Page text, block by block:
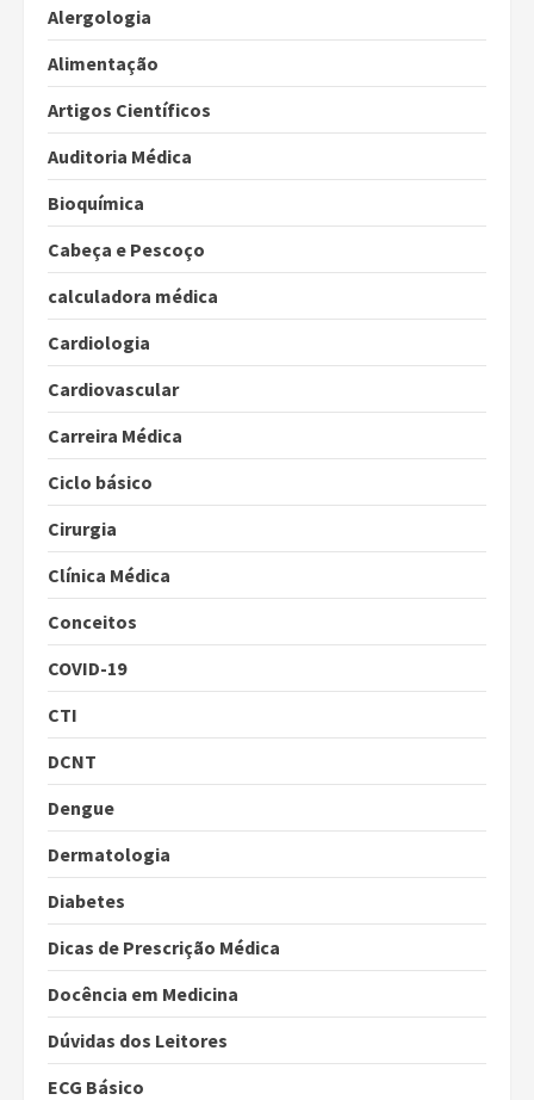
Alergologia
Alimentação
Artigos Científicos
Auditoria Médica
Bioquímica
Cabeça e Pescoço
calculadora médica
Cardiologia
Cardiovascular
Carreira Médica
Ciclo básico
Cirurgia
Clínica Médica
Conceitos
COVID-19
CTI
DCNT
Dengue
Dermatologia
Diabetes
Dicas de Prescrição Médica
Docência em Medicina
Dúvidas dos Leitores
ECG Básico